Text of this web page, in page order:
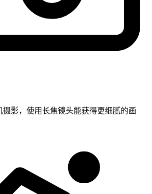
摄影，使用长焦镜头能获得更细腻的画